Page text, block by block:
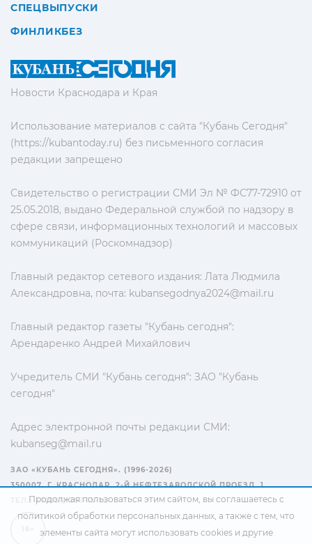
Новости Краснодара и Края
Использование материалов с сайта "Кубань Сегодня"
(https://kubantoday.ru) без письменного согласия
редакции запрещено
Свидетельство о регистрации СМИ Эл № ФС77-72910 от
25.05.2018, выдано Федеральной службой по надзору в
сфере связи, информационных технологий и массовых
коммуникаций (Роскомнадзор)
Главный редактор сетевого издания: Лата Людмила
Александровна, почта: kubansegodnya2024@mail.ru
Главный редактор газеты "Кубань сегодня":
Арендаренко Андрей Михайлович
Учредитель СМИ "Кубань сегодня": ЗАО "Кубань
сегодня"
Адрес электронной почты редакции СМИ:
kubanseg@mail.ru
СПЕЦВЫПУСКИ
ФИНЛИКБЕЗ
ЗАО «КУБАНЬ СЕГОДНЯ». (1996-2026)
350007, Г. КРАСНОДАР, 2-Й НЕФТЕЗАВОДСКОЙ ПРОЕЗД, 1
ТЕЛ.: +7(861) 267-15-15
Продолжая пользоваться этим сайтом, вы соглашаетесь с
политикой обработки персональных данных, а также с тем, что
элементы сайта могут использовать cookies и другие